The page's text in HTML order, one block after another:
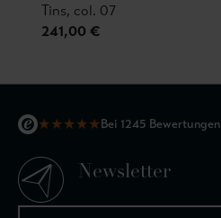
Tins, col. 07
241,00 €
★★★★★Bei 1245 Bewertungen
Newsletter